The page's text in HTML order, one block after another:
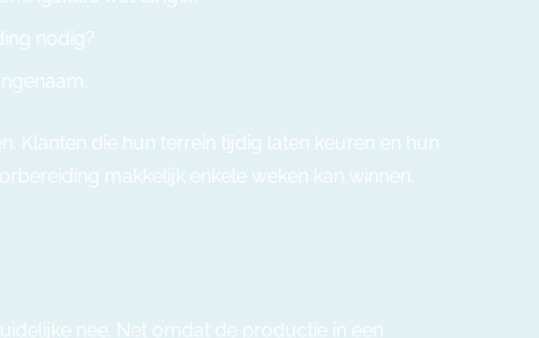
nodig?
Klanten die hun terrein tijdig laten keuren en hun
makkelijk enkele weken kan winnen.
nee. Net omdat de productie in een